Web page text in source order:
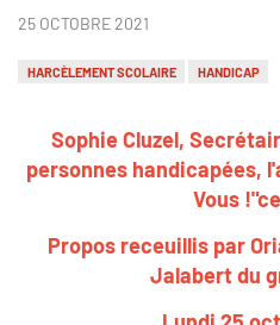
25 OCTOBRE 2021
HARCÈLEMENT SCOLAIRE HANDICAP
Sophie Cluzel,
personnes handicapées,
Vous
Propos receuillis par
Jalabert du